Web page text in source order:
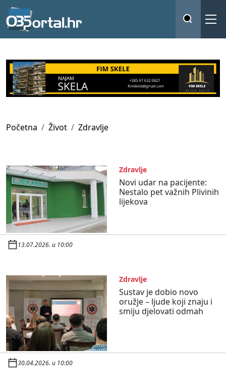
Početna Život Zdravlje
Zdravlje
Novi udar na pacijente:
Nestalo pet važnih Plivinih
lijekova
13.07.2026. u 10:00
Zdravlje
Sustav je dobio novo
oružje – ljude koji znaju i
smiju djelovati odmah
30.04.2026. u 10:00